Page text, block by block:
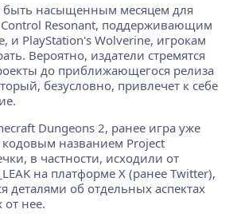
быть насыщенным месяцем для
Control Resonant, поддерживающим
и PlayStation's Wolverine, игрокам
Вероятно, издатели стремятся
до приближающегося релиза
безусловно, привлечет к себе
Dungeons 2, ранее игра уже
кодовым названием Project
в частности, исходили от
на платформе X (ранее Twitter),
деталями об отдельных аспектах
нее.